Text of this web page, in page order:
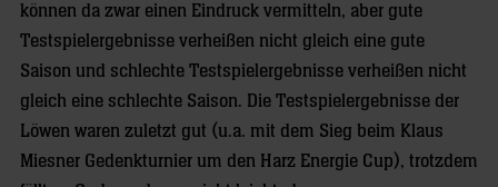
können da zwar einen Eindruck vermitteln, aber gute
Testspielergebnisse verheißen nicht gleich eine gute
Saison und schlechte Testspielergebnisse verheißen nicht
gleich eine schlechte Saison. Die Testspielergebnisse der
Löwen waren zuletzt gut (u.a. mit dem Sieg beim Klaus
Miesner Gedenkturnier um den Harz Energie Cup), trotzdem